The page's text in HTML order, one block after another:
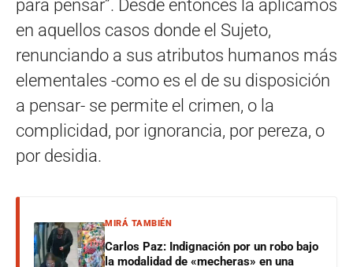
para pensar”. Desde entonces la aplicamos
en aquellos casos donde el Sujeto,
renunciando a sus atributos humanos más
elementales -como es el de su disposición
a pensar- se permite el crimen, o la
complicidad, por ignorancia, por pereza, o
por desidia.
MIRÁ TAMBIÉN
Carlos Paz: Indignación por un robo bajo
la modalidad de «mecheras» en una